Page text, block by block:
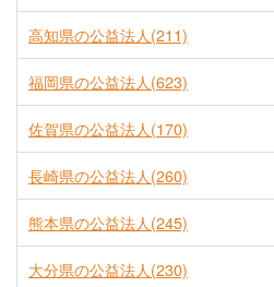
高知県の公益法人(211)
福岡県の公益法人(623)
佐賀県の公益法人(170)
長崎県の公益法人(260)
熊本県の公益法人(245)
大分県の公益法人(230)